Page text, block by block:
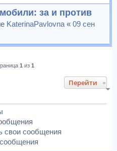
за и против
KaterinaPavlovna « 09 сен
1 из 1
Перейти
свои сообщения